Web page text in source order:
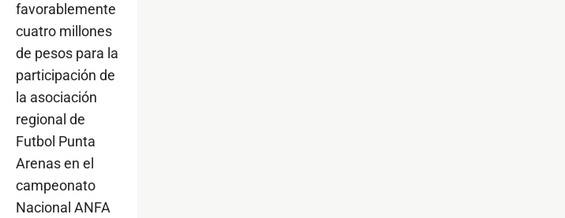
favorablemente
cuatro millones
de pesos para la
participación de
la asociación
regional de
Futbol Punta
Arenas en el
campeonato
Nacional ANFA